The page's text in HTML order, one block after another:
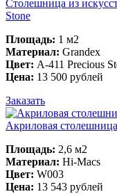
Столешница из
Stone
Площадь: 1 м2
Материал: Grandex
Цвет: A-411 Precious
Цена: 13 500 рублей
Заказать
Акриловая
Площадь: 2,6 м2
Материал: Hi-Macs
Цвет: W003
Цена: 13 543 рублей